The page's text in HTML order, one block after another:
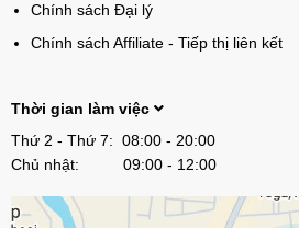
Chính sách Đại lý
Chính sách Affiliate - Tiếp thị liên kết
Thời gian làm việc
Thứ 2 - Thứ 7: 08:00 - 20:00
Chủ nhật: 09:00 - 12:00